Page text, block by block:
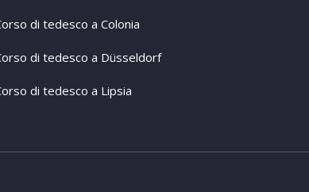
di tedesco a Colonia
di tedesco a Düsseldorf
di tedesco a Lipsia